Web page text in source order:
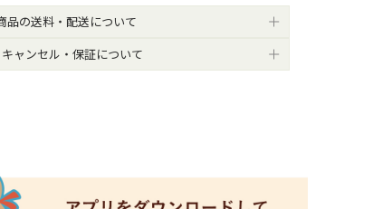
品の送料・配送について
ャンセル・保証について